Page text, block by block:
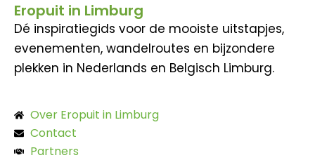
Eropuit in Limburg
Dé inspiratiegids voor de mooiste uitstapjes,
evenementen, wandelroutes en bijzondere
plekken in Nederlands en Belgisch Limburg.
Over Eropuit in Limburg
Contact
Partners